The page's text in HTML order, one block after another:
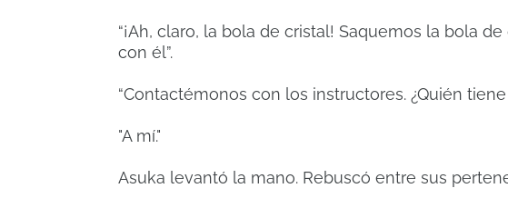
“¡Ah, claro, la bola de cristal! Saquemos la bola
con él”.
“Contactémonos con los instructores. ¿Quién
"A mí."
Asuka levantó la mano. Rebuscó entre sus